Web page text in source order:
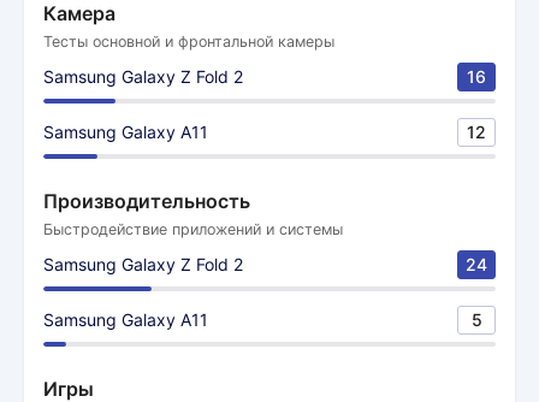
Камера
Тесты основной и фронтальной камеры
Samsung Galaxy Z Fold 2 16
Samsung Galaxy A11 12
Производительность
Быстродействие приложений и системы
Samsung Galaxy Z Fold 2 24
Samsung Galaxy A11 5
Игры